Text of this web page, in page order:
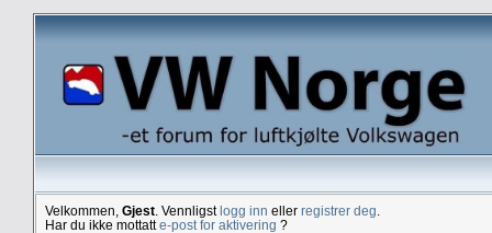
Velkommen, Gjest . Vennligstlogg inn eller registrer deg
Har du ikke mottatte-post for aktivering ?